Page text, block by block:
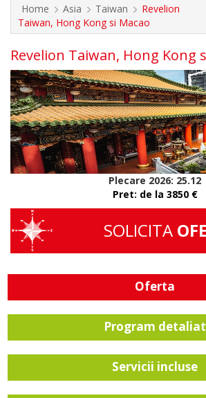
Home Asia Taiwan
Revelion
Taiwan, Hong Kong si Macao
Revelion Taiwan, Hong Kong
Plecare 2026: 25.12
Pret: de la 3850 €
SOLICITA
Oferta
Program detaliat
Servicii incluse